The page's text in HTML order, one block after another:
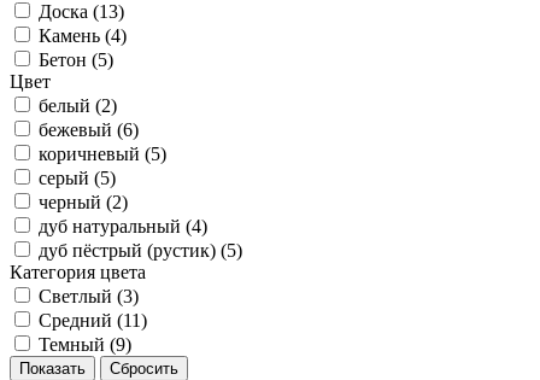
Доска (13)
Камень (4)
Бетон (5)
Цвет
белый (2)
бежевый (6)
коричневый (5)
серый (5)
черный (2)
дуб натуральный (4)
дуб пёстрый (рустик) (5)
Категория цвета
Светлый (3)
Средний (11)
Темный (9)